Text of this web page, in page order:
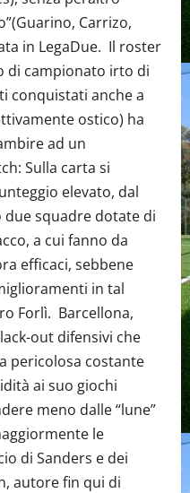
Carrizo,
in LegaDue. Il roster
di campionato irto di
conquistati anche a
ostico) ha
ad un
Sulla carta si
elevato, dal
squadre dotate di
a cui fanno da
efficaci, sebbene
in tal
Forlì. Barcellona,
out difensivi che
pericolosa costante
ai suo giochi
meno dalle “lune”
le
di Sanders e dei
autore fin qui di